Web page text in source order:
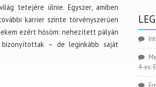
tetejére ülnie. Egyszer, amiben
karrier szinte törvényszerűen
ezért hősöm: nehezített pályán
– de leginkább saját
4-es: